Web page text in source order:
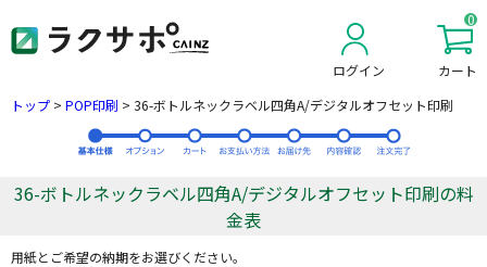
ログイン
0
カート
トップ > POP印刷 > 36-ボトルネックラベル四角A/デジタルオフセット印刷
36-ボトルネックラベル四角A/デジタルオフセット印刷の料
金表
用紙とご希望の納期をお選びください。